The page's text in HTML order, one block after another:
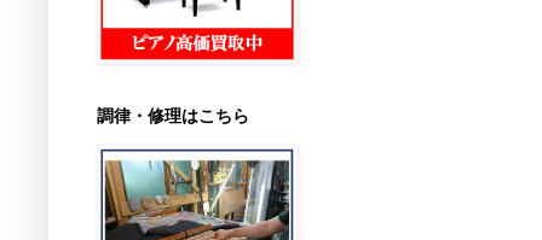
調律・修理はこちら